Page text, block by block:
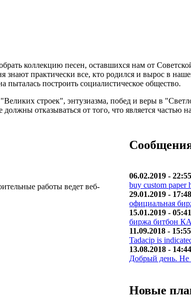
коллекцию песен, оставшихся нам от
практически все, кто родился и вырос в
построить социалистическое общество.
строек", энтузиазма, побед и веры в
отказываться от того, что является частью
работы ведет веб-
06.02.2019 - 22:55
buy custom paper
29.01.2019 - 17:48
официальная
15.01.2019 - 05:41
биржа битбон
11.09.2018 - 15:55
Tadacip is
13.08.2018 - 14:44
Добрый день. Не
Новые